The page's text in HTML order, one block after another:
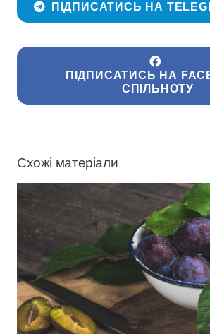
ПІДПИСАТИСЬ НА
ПІДПИСАТИСЬ НА
СПІЛЬНОТУ
Схожі матеріали